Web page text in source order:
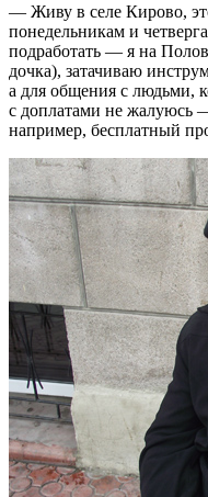
— Живу в селе Кирово,
понедельникам и
подработать — я на
дочка), затачиваю
а для общения с людьми,
с доплатами не жалуюсь
например, бесплатный